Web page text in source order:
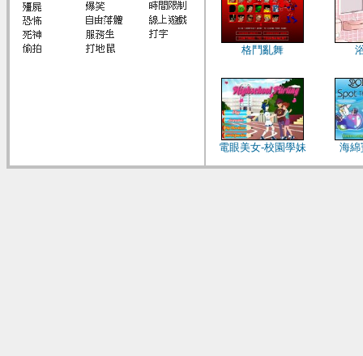
格鬥亂舞
電眼美女-校園學妹 海綿